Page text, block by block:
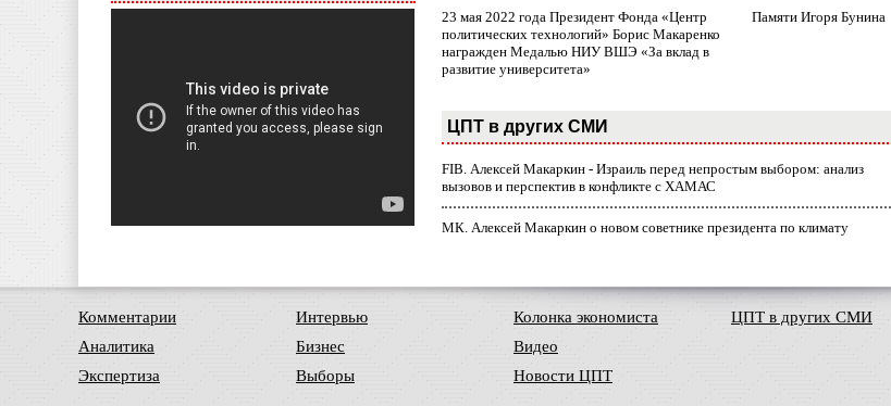
23 мая 2022 года Президент Фонда «Центр
политических технологий» Борис Макаренко
награжден Медалью НИУ ВШЭ «За вклад в
развитие университета»
Памяти Игоря Бунина
ЦПТ в других СМИ
FIB. Алексей Макаркин - Израиль перед непростым выбором: анализ
вызовов и перспектив в конфликте с ХАМАС
МК. Алексей Макаркин о новом советнике президента по климату
Комментарии
Аналитика
Экспертиза
Интервью
Бизнес
Выборы
Колонка экономиста
Видео
Новости ЦПТ
ЦПТ в других СМИ